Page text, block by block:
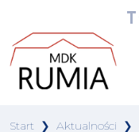
Start ❯ Aktualności ❯